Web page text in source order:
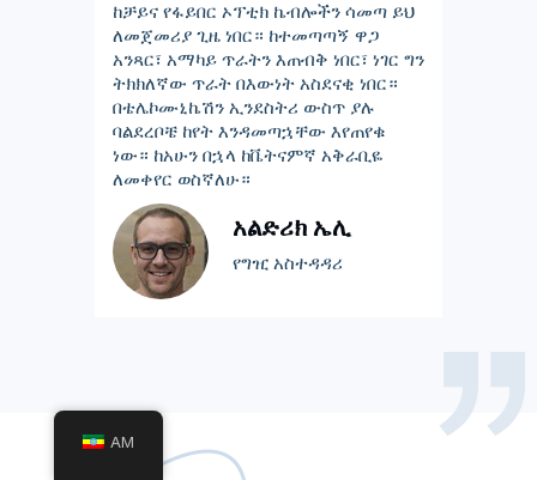
ከቻይና የፋይበር ኦፕቲክ ኬብሎችን ሳመጣ ይህ
ለመጀመሪያ ጊዜ ነበር። ከተመጣጣኝ ዋጋ
አንጻር፣ አማካይ ጥራትን እጠብቅ ነበር፣ ነገር ግን
ትክክለኛው ጥራት በእውነት አስደናቂ ነበር።
በቴሌኮሙኒኬሽን ኢንደስትሪ ውስጥ ያሉ
ባልደረቦቼ ከየት እንዳመጣኋቸው እየጠየቁ
ነው። ከአሁን በኋላ ከቬትናምኛ አቅራቢዬ
ለመቀየር ወስኛለሁ።
አልድሪክ ኤሊ
የግዢ አስተዳዳሪ
AM